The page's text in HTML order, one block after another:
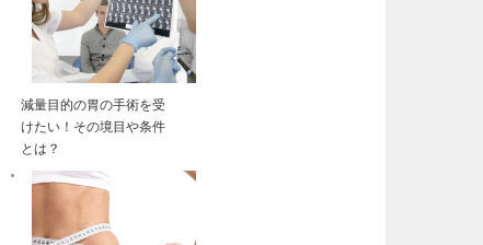
減量目的の胃の手術を受
けたい！その境目や条件
とは？